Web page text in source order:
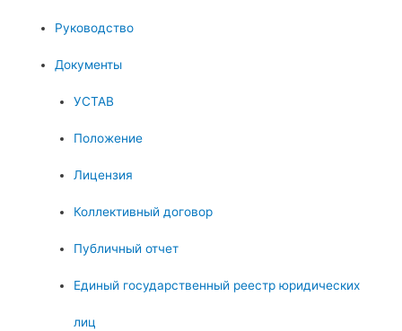
Руководство
Документы
УСТАВ
Положение
Лицензия
Коллективный договор
Публичный отчет
Единый государственный реестр юридических
лиц